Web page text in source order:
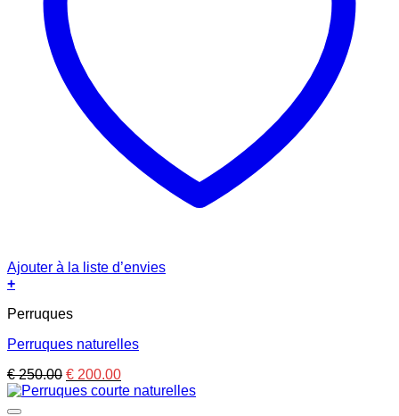
Ajouter à la liste d’envies
+
Perruques
Perruques naturelles
€250.00 Le
prix
€ 200.00Le
prix